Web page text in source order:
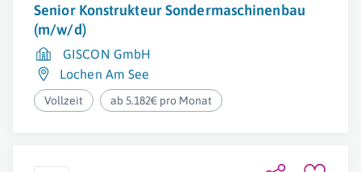
Senior Konstrukteur Sondermaschinenbau
(m/w/d)
GISCON GmbH
Lochen Am See
Vollzeit ab 5.182€ pro Monat